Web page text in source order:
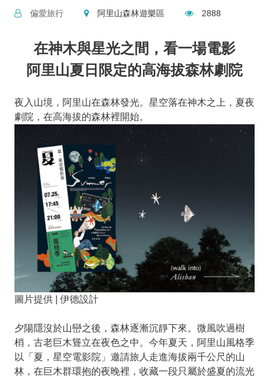
偏愛旅行
阿里山森林遊樂區 2888
在神木與星光之間，看一場電影
阿里山夏日限定的高海拔森林劇院
夜入山境，阿里山在森林發光。星空落在神木之上，夏夜
劇院，在高海拔的森林裡開始。
圖片提供 | 伊德設計
夕陽隱沒於山巒之後，森林逐漸沉靜下來。微風吹過樹
梢，古老巨木聳立在夜色之中。今年夏天，阿里山風格季
以「夏，星空電影院」邀請旅人走進海拔兩千公尺的山
林，在巨木群環抱的夜晚裡，收藏一段只屬於盛夏的流光